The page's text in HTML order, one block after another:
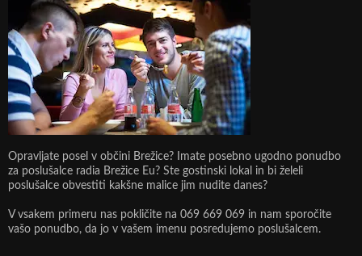
Opravljate posel v občini Brežice? Imate posebno ugodno ponudbo
za poslušalce radia Brežice Eu? Ste gostinski lokal in bi želeli
poslušalce obvestiti kakšne malice jim nudite danes?
V vsakem primeru nas pokličite na 069 669 069 in nam sporočite
vašo ponudbo, da jo v vašem imenu posredujemo poslušalcem.